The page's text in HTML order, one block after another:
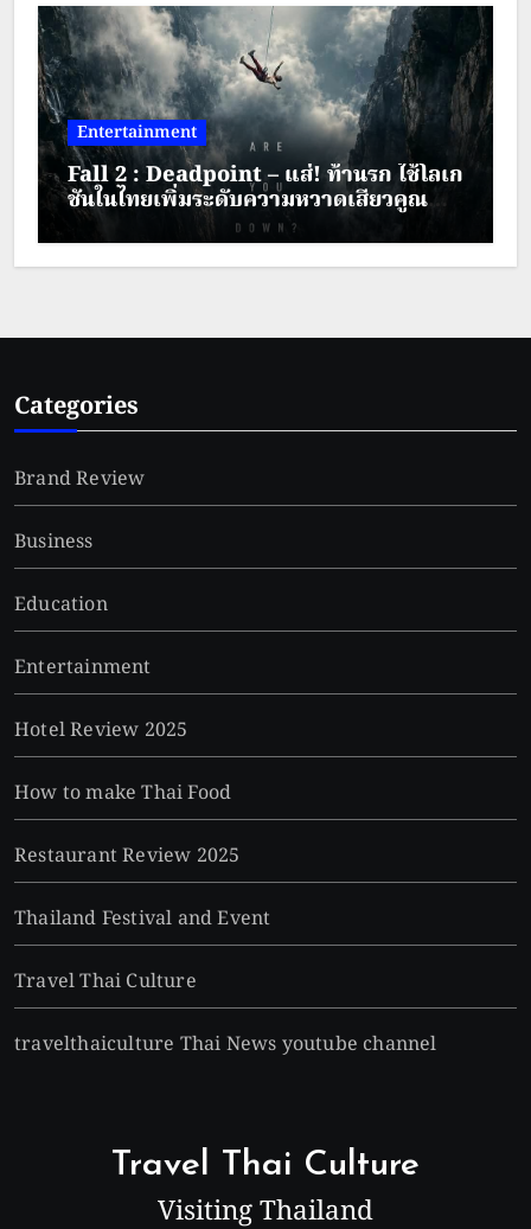
Entertainment
Fall 2 : Deadpoint – แส่! ท้านรก ใช้โลเก
ชันในไทยเพิ่มระดับความหวาดเสียวคูณ
สอง
Categories
Brand Review
Business
Education
Entertainment
Hotel Review 2025
How to make Thai Food
Restaurant Review 2025
Thailand Festival and Event
Travel Thai Culture
travelthaiculture Thai News youtube channel
Travel Thai Culture
Visiting Thailand